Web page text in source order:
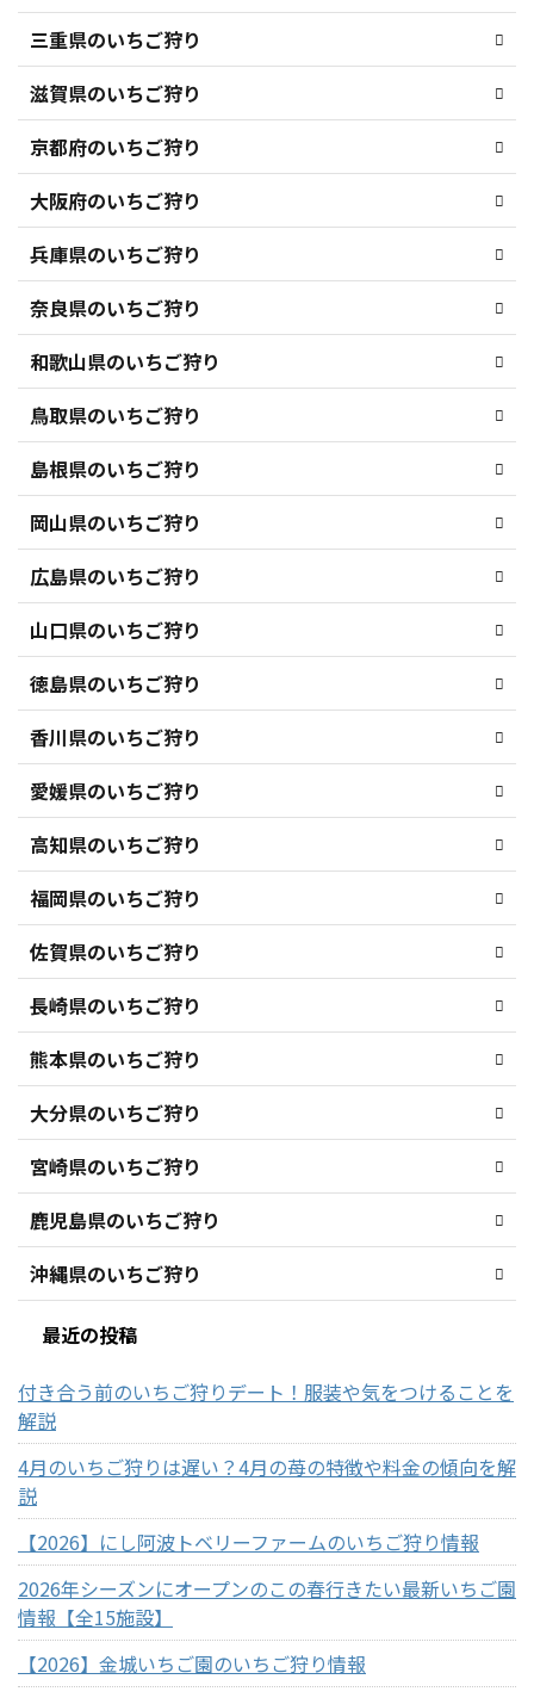
三重県のいちご狩り
滋賀県のいちご狩り
京都府のいちご狩り
大阪府のいちご狩り
兵庫県のいちご狩り
奈良県のいちご狩り
和歌山県のいちご狩り
鳥取県のいちご狩り
島根県のいちご狩り
岡山県のいちご狩り
広島県のいちご狩り
山口県のいちご狩り
徳島県のいちご狩り
香川県のいちご狩り
愛媛県のいちご狩り
高知県のいちご狩り
福岡県のいちご狩り
佐賀県のいちご狩り
長崎県のいちご狩り
熊本県のいちご狩り
大分県のいちご狩り
宮崎県のいちご狩り
鹿児島県のいちご狩り
沖縄県のいちご狩り
最近の投稿
付き合う前のいちご狩りデート！服装や気をつけることを
解説
4月のいちご狩りは遅い？4月の苺の特徴や料金の傾向を解
説
【2026】にし阿波トベリーファームのいちご狩り情報
2026年シーズンにオープンのこの春行きたい最新いちご園
情報【全15施設】
【2026】金城いちご園のいちご狩り情報